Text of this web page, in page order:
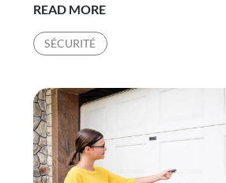
READ MORELES
DE
CHÂTEAU-
GAILLARD
SONT-
ILS
FORMÉS
SÉCURITÉ